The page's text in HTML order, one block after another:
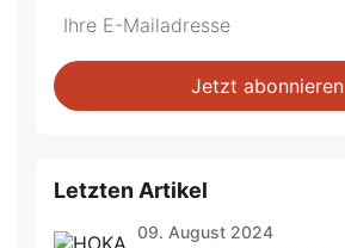
Do
fill
this
*Ihre
Mailadresse:
Jetzt abonnieren
Letzten Artikel
09. August 2024